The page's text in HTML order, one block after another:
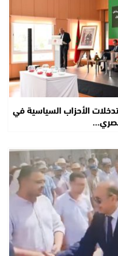
تدخلات الأحزاب السياسية في